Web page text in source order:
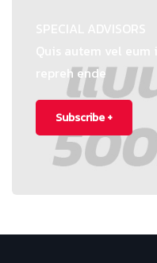
repreh ende
Subscribe +